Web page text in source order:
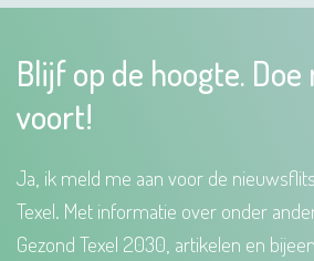
Blijf op de hoogte. Doe
voort!
Ja, ik meld me aan voor de
Texel. Met informatie over onder
Gezond Texel 2030, artikelen en